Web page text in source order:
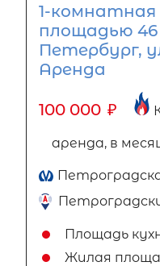
1-
площадью 46
Петербург,
Аренда
100 000 ₽
аренда, в
Площадь
Жилая